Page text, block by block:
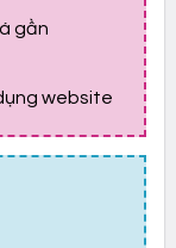
gần
website